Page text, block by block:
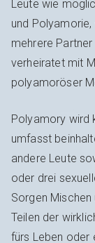
Leute wie
und
mehrere
verheiratet mit
polyamoröser
Polyamory wird
umfasst
andere Leute
oder drei
Sorgen
Teilen der
fürs Leben oder